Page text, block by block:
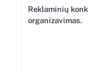
Reklaminių
organizavimas.